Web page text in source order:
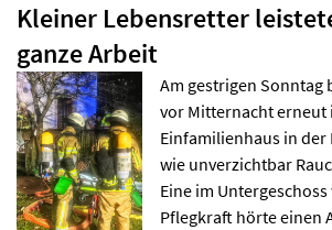
Kleiner Lebensretter
ganze Arbeit
Am gestrigen Sonntag
vor Mitternacht erneut
Einfamilienhaus in
wie unverzichtbar
Eine im
Pflegkraft hörte einen